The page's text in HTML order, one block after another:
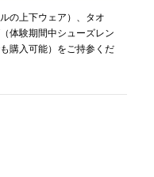
の上下ウェア）、タオ
体験期間中シューズレン
購入可能）をご持参くだ